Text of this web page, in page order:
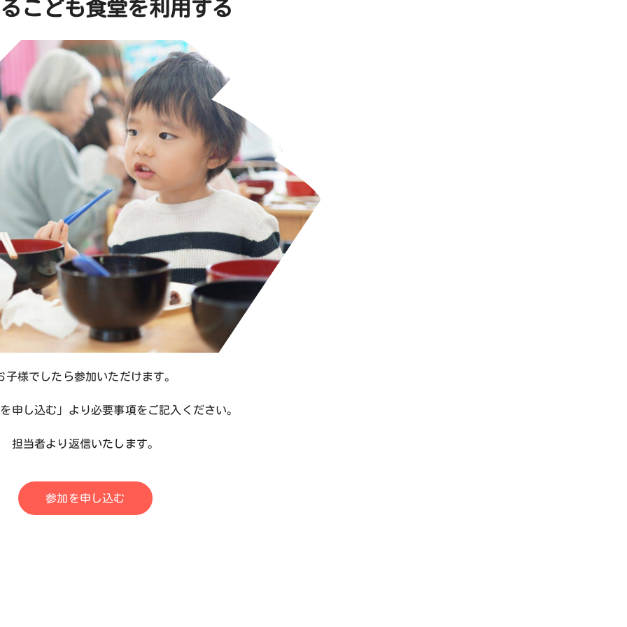
こども食堂を利用する
子様でしたら参加いただけます。
申し込む」より必要事項をご記入ください。
担当者より返信いたします。
参加を申し込む